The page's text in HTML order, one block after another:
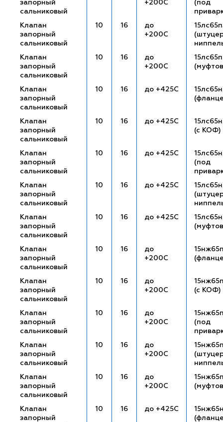
запорный
сальниковый
+200С
(под
Клапан
запорный
сальниковый
10 16
до
+200С
Клапан
запорный
сальниковый
10 16
до
+200С
Клапан
запорный
сальниковый
10 16 до +425С
Клапан
запорный
сальниковый
10 16 до +425С
(с КОФ)
Клапан
запорный
сальниковый
10 16 до +425С
(под
Клапан
запорный
сальниковый
10 16 до +425С
Клапан
запорный
сальниковый
10 16 до +425С
Клапан
запорный
сальниковый
10 16
до
+200С
Клапан
запорный
сальниковый
10 16
до
+200С
(с КОФ)
Клапан
запорный
сальниковый
10 16
до
+200С
(под
Клапан
запорный
сальниковый
10 16
до
+200С
Клапан
запорный
сальниковый
10 16
до
+200С
Клапан
запорный
10 16 до +425С